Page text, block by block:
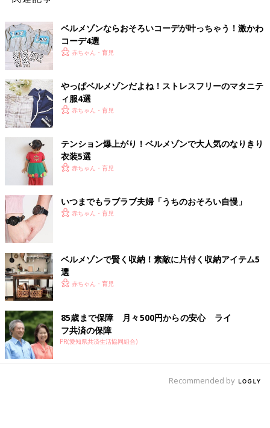
ベルメゾンならおそろいコーデが叶っちゃう！激かわ
コーデ4選
赤ちゃん・育児
やっぱベルメゾンだよね！ストレスフリーのマタニテ
ィ服4選
赤ちゃん・育児
テンション爆上がり！ベルメゾンで大人気のなりきり
衣装5選
赤ちゃん・育児
いつまでもラブラブ夫婦「うちのおそろい自慢」
赤ちゃん・育児
ベルメゾンで賢く収納！素敵に片付く収納アイテム5
選
赤ちゃん・育児
85歳まで保障 月々500円からの安心 ライ
フ共済の保障
PR(愛知県共済生活協同組合)
Recommended by